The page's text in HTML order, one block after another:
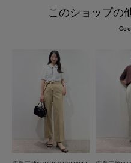
このショップの